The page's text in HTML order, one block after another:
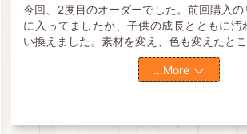
今回、2度目のオーダーでした。前回購入
に入ってましたが、子供の成長とともに汚
い換えました。素材を変え、色も変えたと
...More